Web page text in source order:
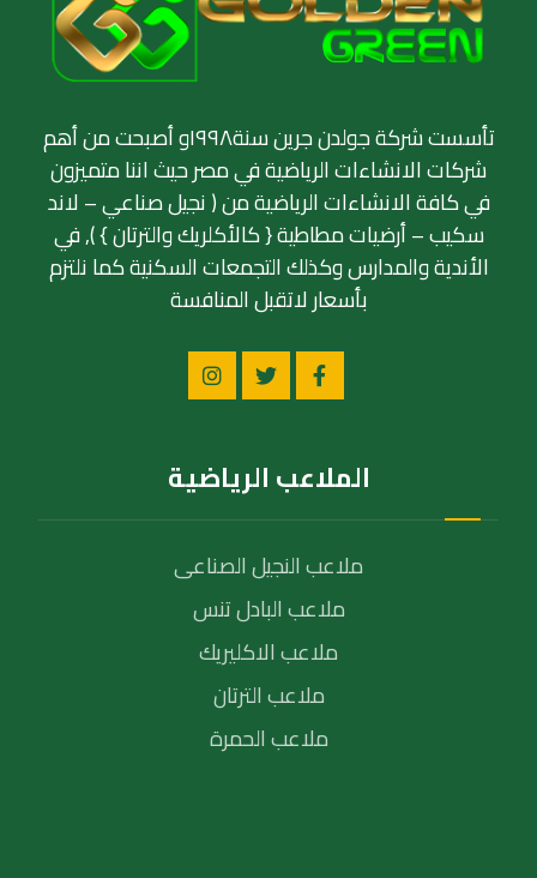
تأسست شركة جولدن جرين سنة١٩٩٨و أصبحت من أهم
شركات الانشاءات الرياضية في مصر حيث اننا متميزون
في كافة الانشاءات الرياضية من ( نجيل صناعي – لاند
سكيب – أرضيات مطاطية { كالأكلريك والترتان } ), في
الأندية والمدارس وكذلك التجمعات السكنية كما نلتزم
بأسعار لاتقبل المنافسة
الملاعب الرياضية
ملاعب النجيل الصناعى
ملاعب البادل تنس
ملاعب الاكليريك
ملاعب الترتان
ملاعب الحمرة